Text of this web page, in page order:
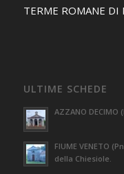
TERME ROMANE DI
ULTIME SCHEDE
AZZANO DECIMO
FIUME VENETO
della Chiesiole.